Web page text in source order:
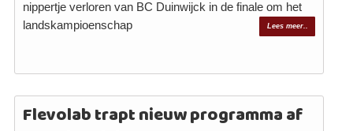
nippertje verloren van BC Duinwijck in de finale om het
landskampioenschap
Lees meer..
Flevolab trapt nieuw programma af